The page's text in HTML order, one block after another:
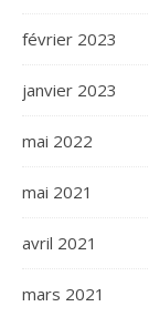
février 2023
janvier 2023
mai 2022
mai 2021
avril 2021
mars 2021